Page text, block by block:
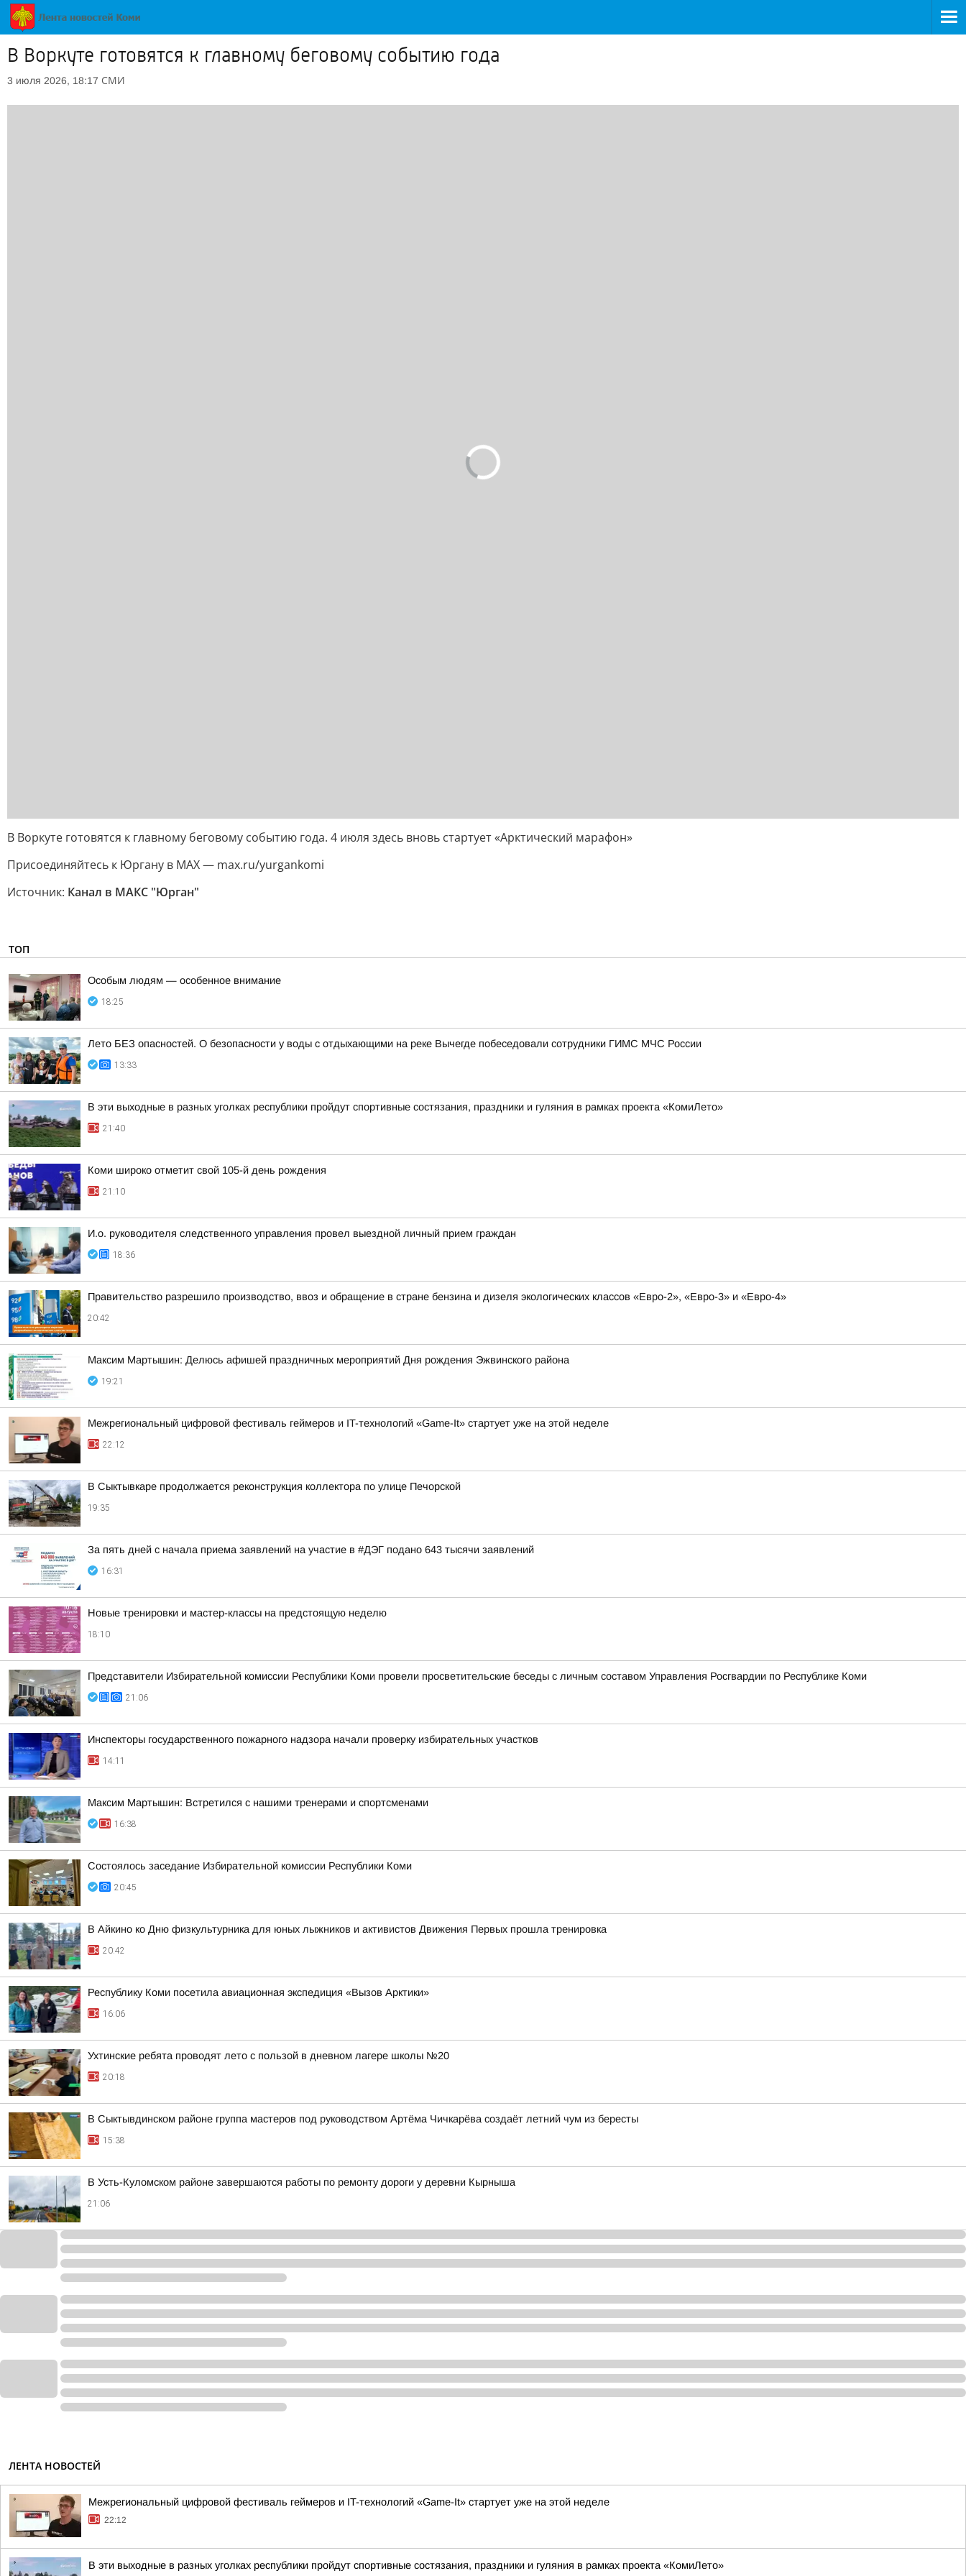
В Воркуте готовятся к главному беговому событию года
3 июля 2026, 18:17 СМИ
В Воркуте готовятся к главному беговому событию года. 4 июля здесь вновь стартует «Арктический марафон»
Присоединяйтесь к Юргану в MAX — max.ru/yurgankomi
Источник: Канал в МАКС "Юрган"
ТОП
Особым людям — особенное внимание
18:25
Лето БЕЗ опасностей. О безопасности у воды с отдыхающими на реке Вычегде побеседовали сотрудники ГИМС МЧС России
13:33
В эти выходные в разных уголках республики пройдут спортивные состязания, праздники и гуляния в рамках проекта «КомиЛето»
21:40
Коми широко отметит свой 105-й день рождения
21:10
И.о. руководителя следственного управления провел выездной личный прием граждан
18:36
Правительство разрешило производство, ввоз и обращение в стране бензина и дизеля экологических классов «Евро-2», «Евро-3» и «Евро-4»
20:42
Максим Мартышин: Делюсь афишей праздничных мероприятий Дня рождения Эжвинского района
19:21
Межрегиональный цифровой фестиваль геймеров и IT-технологий «Game-It» стартует уже на этой неделе
22:12
В Сыктывкаре продолжается реконструкция коллектора по улице Печорской
19:35
За пять дней с начала приема заявлений на участие в #ДЭГ подано 643 тысячи заявлений
16:31
Новые тренировки и мастер-классы на предстоящую неделю
18:10
Представители Избирательной комиссии Республики Коми провели просветительские беседы с личным составом Управления Росгвардии по Республике Коми
21:06
Инспекторы государственного пожарного надзора начали проверку избирательных участков
14:11
Максим Мартышин: Встретился с нашими тренерами и спортсменами
16:38
Состоялось заседание Избирательной комиссии Республики Коми
20:45
В Айкино ко Дню физкультурника для юных лыжников и активистов Движения Первых прошла тренировка
20:42
Республику Коми посетила авиационная экспедиция «Вызов Арктики»
16:06
Ухтинские ребята проводят лето с пользой в дневном лагере школы №20
20:18
В Сыктывдинском районе группа мастеров под руководством Артёма Чичкарёва создаёт летний чум из бересты
15:38
В Усть-Куломском районе завершаются работы по ремонту дороги у деревни Кырныша
21:06
ЛЕНТА НОВОСТЕЙ
Межрегиональный цифровой фестиваль геймеров и IT-технологий «Game-It» стартует уже на этой неделе
22:12
В эти выходные в разных уголках республики пройдут спортивные состязания, праздники и гуляния в рамках проекта «КомиЛето»